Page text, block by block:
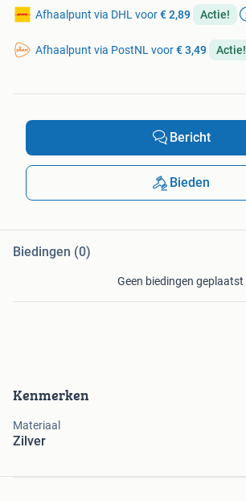
Kenmerken
Materiaal
Zilver
Afhaalpunt via DHL voor€ 2,89 Actie!
Afhaalpunt via PostNL voor€ 3,49 Actie!
Bericht
Bieden
Biedingen (0)
Geen biedingen geplaatst